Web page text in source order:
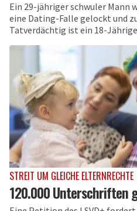
Ein 29-jähriger schwuler Mann
eine Dating-Falle gelockt und
Tatverdächtig ist ein 18-
STREIT UM GLEICHE ELTERNRECHTE
120.000 Unterschriften